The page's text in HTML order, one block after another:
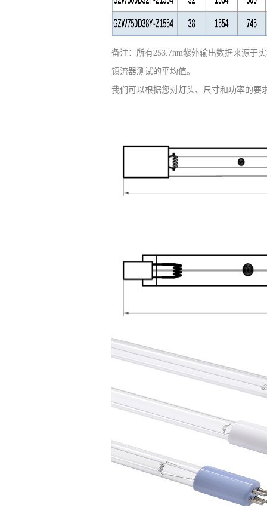
备注：所有253.7nm紫外输出数据来源于
镇流器测试的平均值。
我们可以根据您对灯头、尺寸和功率的要